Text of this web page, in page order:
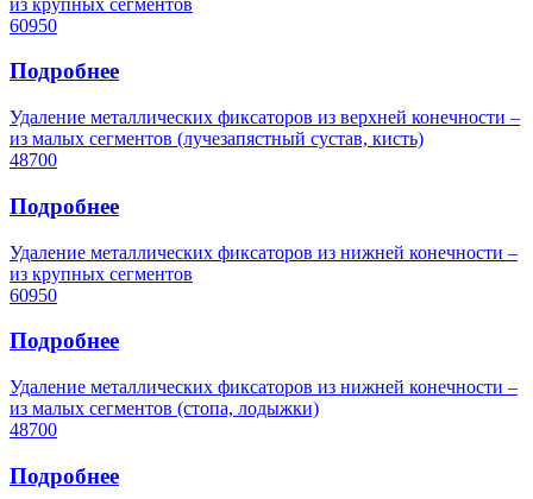
60950
Подробнее
Удаление металлических фиксаторов из верхней конечности –
из малых сегментов (лучезапястный сустав, кисть)
48700
Подробнее
Удаление металлических фиксаторов из нижней конечности –
из крупных сегментов
60950
Подробнее
Удаление металлических фиксаторов из нижней конечности –
из малых сегментов (стопа, лодыжки)
48700
Подробнее